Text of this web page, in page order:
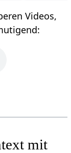
Videos,
also einen Audio Vortrag über Ermutigend‏‎:
mit